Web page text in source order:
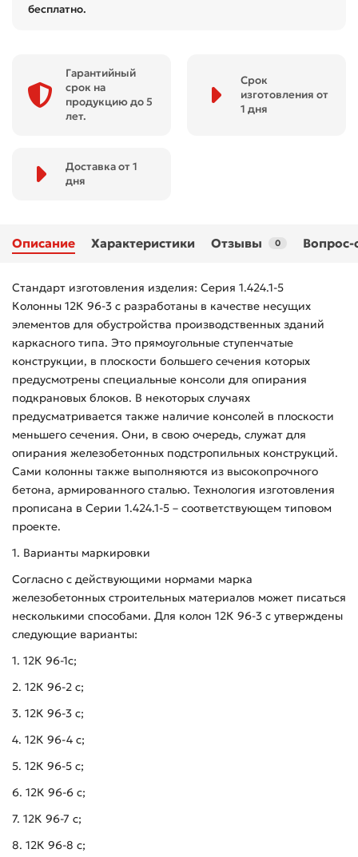
бесплатно.
Гарантийный
срок на
продукцию до 5
лет.
Срок
изготовления от
1 дня
Доставка от 1
дня
Описание Характеристики Отзывы 0 Вопрос-
Стандарт изготовления изделия: Серия 1.424.1-5
Колонны 12К 96-3 с разработаны в качестве несущих
элементов для обустройства производственных зданий
каркасного типа. Это прямоугольные ступенчатые
конструкции, в плоскости большего сечения которых
предусмотрены специальные консоли для опирания
подкрановых блоков. В некоторых случаях
предусматривается также наличие консолей в плоскости
меньшего сечения. Они, в свою очередь, служат для
опирания железобетонных подстропильных конструкций.
Сами колонны также выполняются из высокопрочного
бетона, армированного сталью. Технология изготовления
прописана в Серии 1.424.1-5 – соответствующем типовом
проекте.
1. Варианты маркировки
Согласно с действующими нормами марка
железобетонных строительных материалов может писаться
несколькими способами. Для колон 12К 96-3 с утверждены
следующие варианты:
1. 12К 96-1с;
2. 12К 96-2 с;
3. 12К 96-3 с;
4. 12К 96-4 с;
5. 12К 96-5 с;
6. 12К 96-6 с;
7. 12К 96-7 с;
8. 12К 96-8 с;